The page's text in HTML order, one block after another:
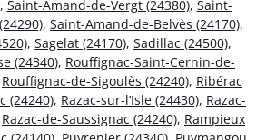
, Saint-Amand-de-Vergt (24380), Saint-
, Saint-Amand-de-Belvès (24170),
, Sagelat (24170), Sadillac (24500),
(24340), Rouffignac-Saint-Cernin-de-
Rouffignac-de-Sigoulès (24240), Ribérac
(24240), Razac-sur-l’Isle (24430), Razac-
Razac-de-Saussignac (24240), Rampieux